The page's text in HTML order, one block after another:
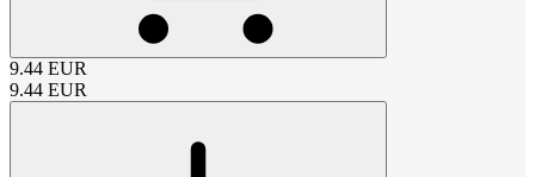
9.44 EUR
9.44 EUR